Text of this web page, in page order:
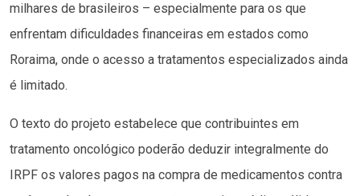
milhares de brasileiros – especialmente para os que
enfrentam dificuldades financeiras em estados como
Roraima, onde o acesso a tratamentos especializados ainda
é limitado.
O texto do projeto estabelece que contribuintes em
tratamento oncológico poderão deduzir integralmente do
IRPF os valores pagos na compra de medicamentos contra